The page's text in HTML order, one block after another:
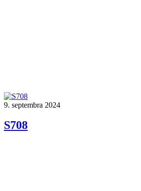
9. septembra 2024
S708